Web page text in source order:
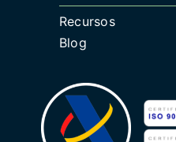
Recursos
Blog